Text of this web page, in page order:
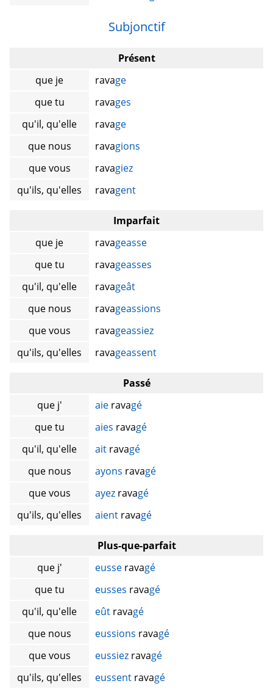
Subjonctif
Présent
que je
ravage
que tu
ravages
qu'il, qu'elle
ravage
que nous
ravagions
que vous
ravagiez
qu'ils, qu'elles
ravagent
Imparfait
que je
ravageasse
que tu
ravageasses
qu'il, qu'elle
ravageât
que nous
ravageassions
que vous
ravageassiez
qu'ils, qu'elles
ravageassent
Passé
que j'
aie ravagé
que tu
aies ravagé
qu'il, qu'elle
ait ravagé
que nous
ayons ravagé
que vous
ayez ravagé
qu'ils, qu'elles
aient ravagé
Plus-que-parfait
que j'
eusse ravagé
que tu
eusses ravagé
qu'il, qu'elle
eût ravagé
que nous
eussions ravagé
que vous
eussiez ravagé
qu'ils, qu'elles
eussent ravagé